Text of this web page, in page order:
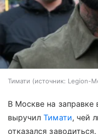
Тимати источник: Legion-
В Москве на заправке
выручилТимати, чей
отказался